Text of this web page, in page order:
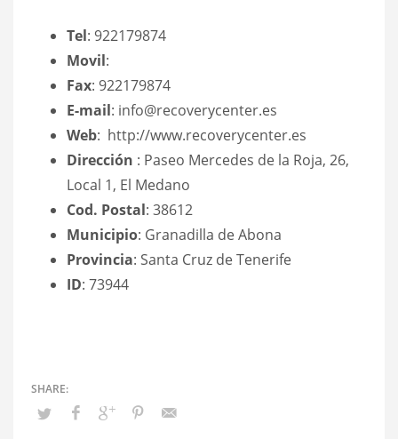
Tel: 922179874
Movil:
Fax: 922179874
E-mail: info@recoverycenter.es
Web: http://www.recoverycenter.es
Dirección : Paseo Mercedes de la Roja, 26,
Local 1, El Medano
Cod. Postal: 38612
Municipio: Granadilla de Abona
Provincia: Santa Cruz de Tenerife
ID: 73944